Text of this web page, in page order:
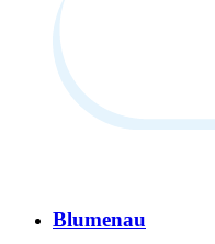
Blumenau